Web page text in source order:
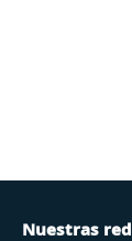
Nuestras